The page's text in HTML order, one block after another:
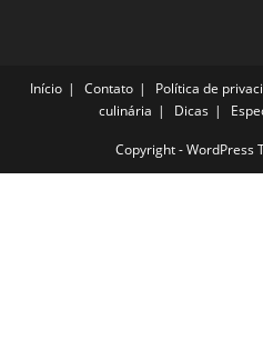
Início Contato Política de
culinária
Dicas
Copyright - WordPress